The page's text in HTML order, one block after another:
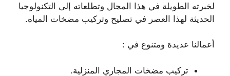
لخبرته الطويلة في هذا المجال وتطلعاته إلى التكنولوجيا
الحديثة لهذا العصر في تصليح وتركيب مضخات المياه.
أعمالنا عديدة ومتنوع في :
تركيب مضخات المجاري المنزلية.